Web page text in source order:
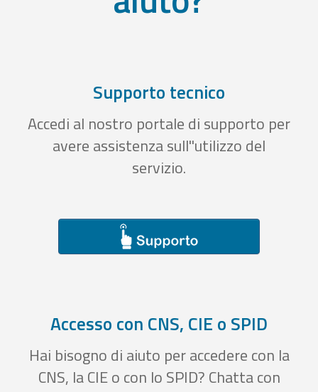
Supporto tecnico
Accedi al nostro portale di supporto per
avere assistenza sull''utilizzo del
servizio.
Accesso con CNS, CIE o SPID
Hai bisogno di aiuto per accedere con la
CNS, la CIE o con lo SPID? Chatta con